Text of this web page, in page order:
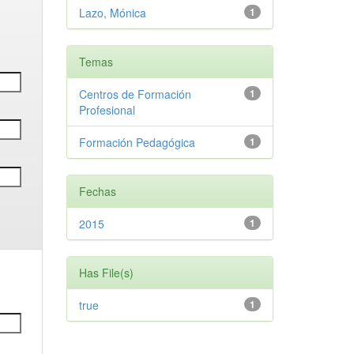
1
Lazo, Mónica
Temas
1
Centros de Formación
Profesional
1
Formación Pedagógica
Fechas
1
2015
Has File(s)
1
true